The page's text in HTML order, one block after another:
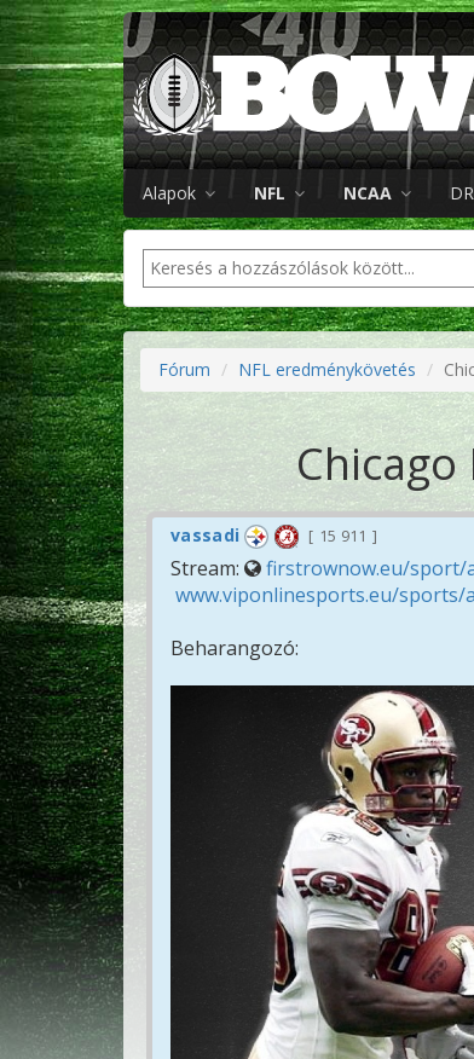
Alapok NFL NCAA
Fórum NFL eredménykövetés
Chicago
vassadi 15 911
Stream: firstrownow.eu/sport/
www.viponlinesports.eu/sports/
Beharangozó: